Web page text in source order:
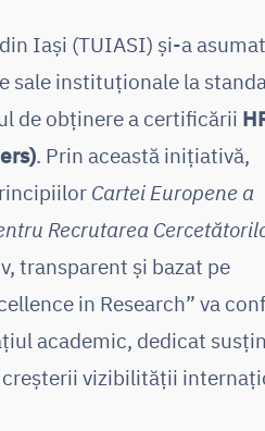
Iași (TUIASI) și-a asumat
sale instituționale la
de obținere a certificării
. Prin această inițiativă,
Cartei Europene a
Recrutarea
transparent și bazat pe
in Research” va
academic, dedicat
vizibilității